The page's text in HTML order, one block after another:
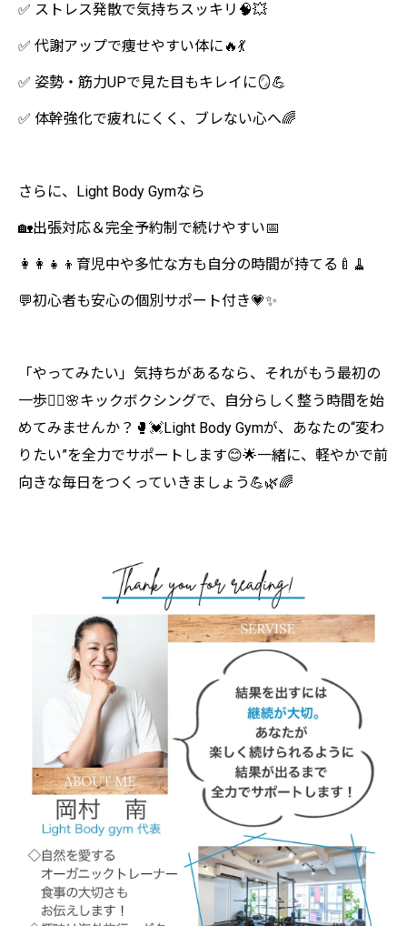
✅ ストレス発散で気持ちスッキリ🧠💥
✅ 代謝アップで痩せやすい体に🔥💃
✅ 姿勢・筋力UPで見た目もキレイに🪞💪
✅ 体幹強化で疲れにくく、ブレない心へ🌈
さらに、Light Body Gymなら
🏡出張対応＆完全予約制で続けやすい📅
👩‍👩‍👧‍👦育児中や多忙な方も自分の時間が持てる🍼🧹
💬初心者も安心の個別サポート付き💗✨
「やってみたい」気持ちがあるなら、それがもう最初の
一歩🚶‍♀️🌸キックボクシングで、自分らしく整う時間を始
めてみませんか？🥊💓Light Body Gymが、あなたの“変わ
りたい”を全力でサポートします😊🌟一緒に、軽やかで前
向きな毎日をつくっていきましょう💪🌿🌈